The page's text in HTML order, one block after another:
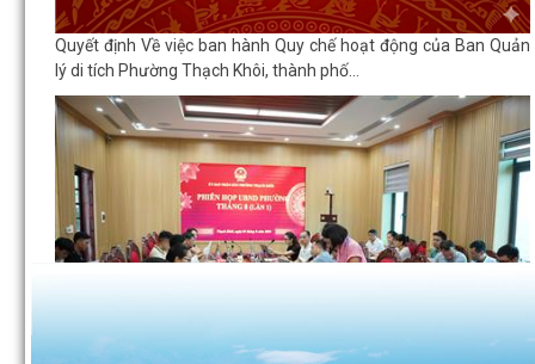
Quyết định Về việc ban hành Quy chế hoạt động của Ban Quản
lý di tích Phường Thạch Khôi, thành phố...